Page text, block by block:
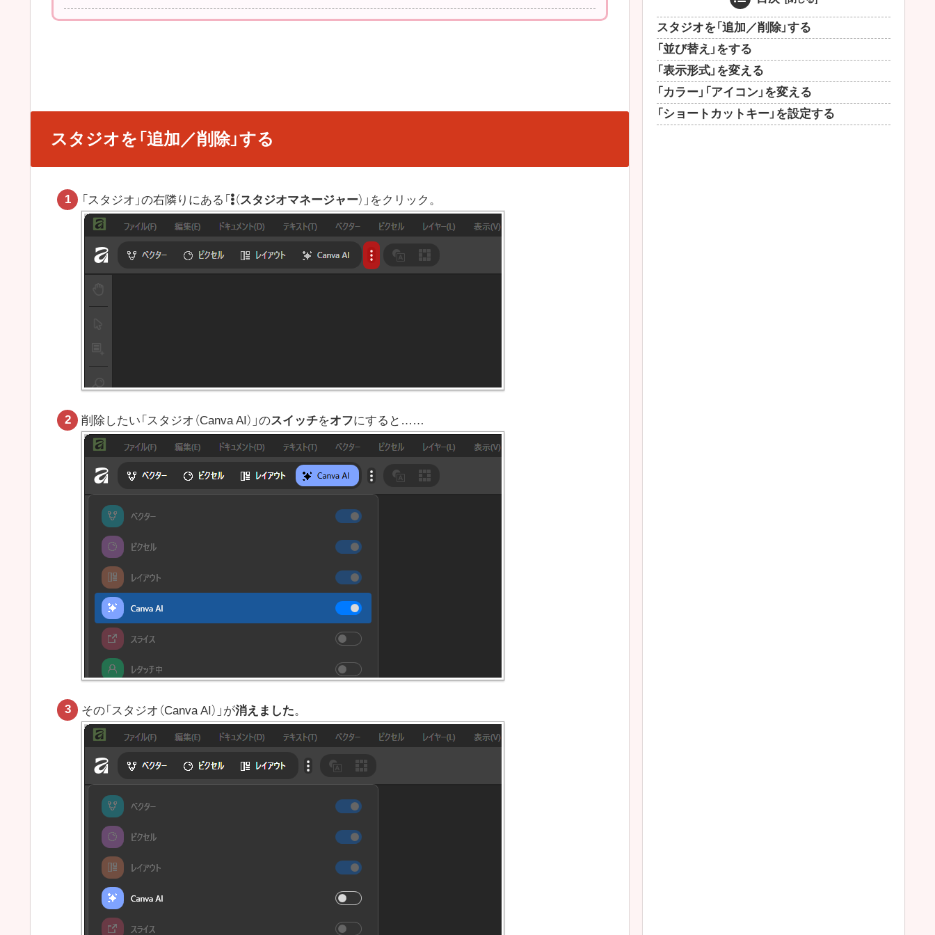
スタジオを「追加／削除」する
「スタジオ」の右隣りにある「 （スタジオマネージャー）」をクリック。
削除したい「スタジオ（Canva AI）」のスイッチをオフにすると……
その「スタジオ（Canva AI）」が消えました。
スタジオを「追加／削除」する
「並び替え」をする
「表示形式」を変える
「カラー」「アイコン」を変える
「ショートカットキー」を設定する